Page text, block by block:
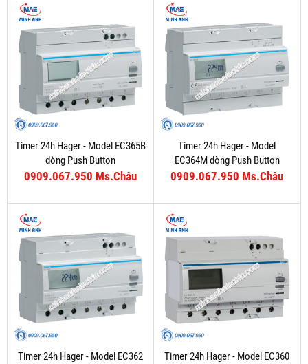
Timer 24h Hager - Model EC365B
dòng Push Button
0909.067.950 Ms.Châu
Timer 24h Hager - Model
EC364M dòng Push Button
0909.067.950 Ms.Châu
Timer 24h Hager - Model EC362
Timer 24h Hager - Model EC360